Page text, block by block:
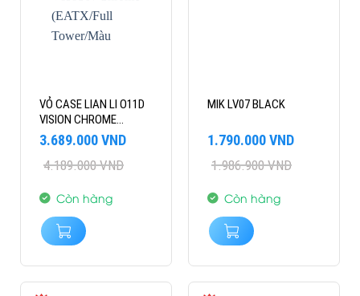
VỎ CASE LIAN LI O11D
VISION CHROME
(EATX/FULL
TOWER/MÀU CHROME)
4.189.000VND
Giá
là:
3.689.000VND
Giá
tại
3.689.000 VND.
Còn hàng
MIK LV07 BLACK
1.986.900VND
Giá
là:
1.790.000VND
Giá
tại
1.790.000 VND.
Còn hàng